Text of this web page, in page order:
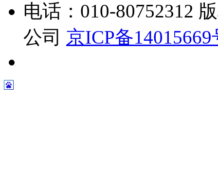
电话：010-80752312
公司 京ICP备14015669